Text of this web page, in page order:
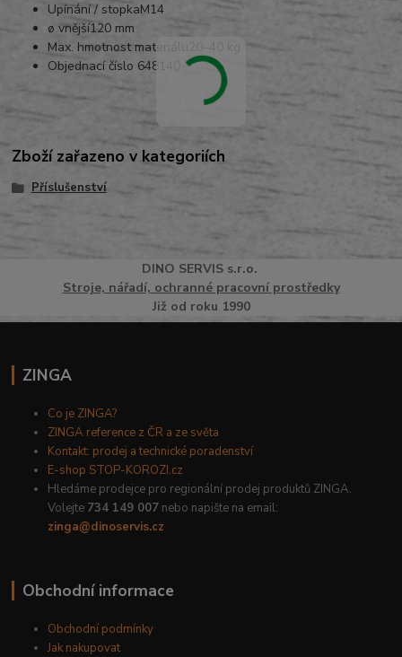
Upínání / stopkaM14
ø vnější120 mm
Max. hmotnost materiálu20–40 kg
Objednací číslo 648140
Zboží zařazeno v kategoriích
Příslušenství
DINO SERVISs.r.o.
Stroje, nářadí, ochranné pracovní prostředky
Již od roku 1990
ZINGA
Co je ZINGA?
ZINGA reference z ČR a ze světa
Kontakt: prodej a technické poradenství
E-shop STOP-KOROZI.cz
Hledáme prodejce pro regionální prodej produktů ZINGA.
Volejte 734 149 007 nebo napište na email:
zinga@dinoservis.cz
Obchodní informace
Obchodní podmínky
Jak nakupovat